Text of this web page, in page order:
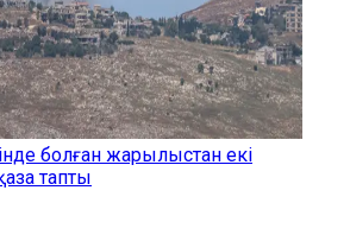
болған жарылыстан екі
тапты